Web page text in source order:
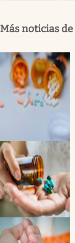
Más noticias de